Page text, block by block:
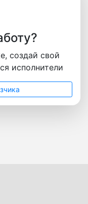
создай свой
исполнители